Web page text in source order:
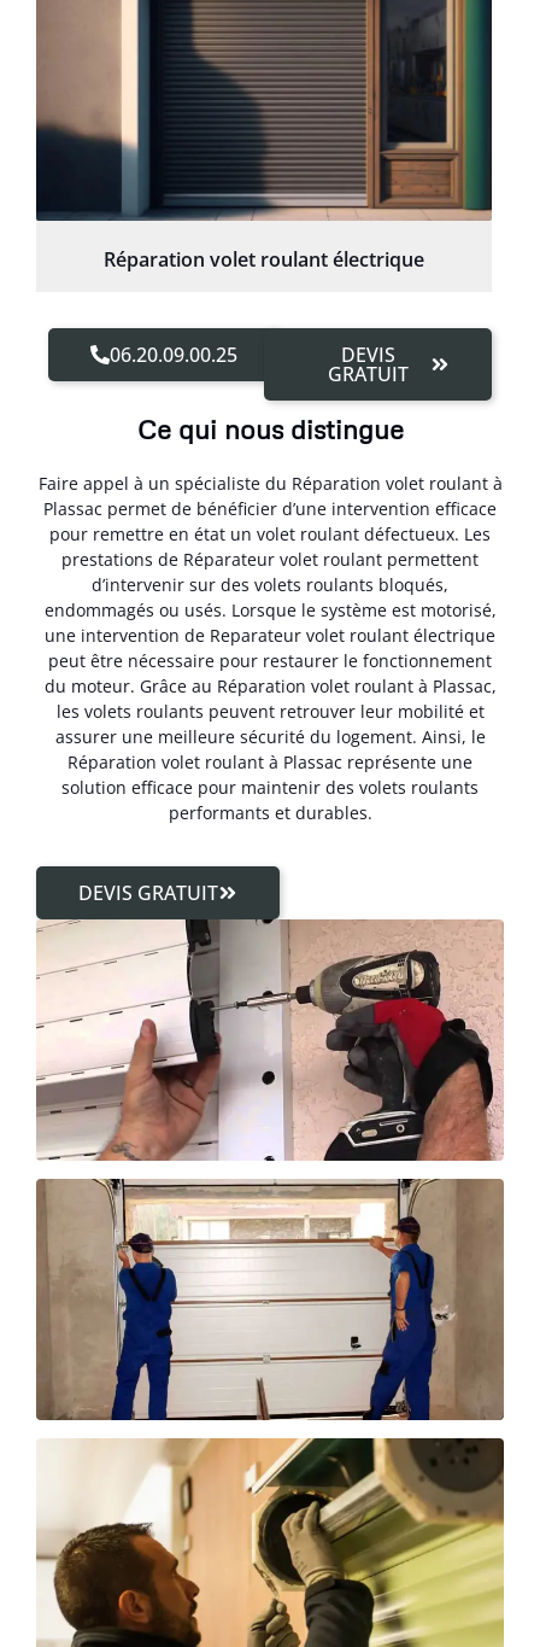
Réparation volet roulant électrique
06.20.09.00.25 DEVIS
GRATUIT
Ce qui nous distingue
Faire appel à un spécialiste du Réparation volet roulant à
Plassac permet de bénéficier d’une intervention efficace
pour remettre en état un volet roulant défectueux. Les
prestations de Réparateur volet roulant permettent
d’intervenir sur des volets roulants bloqués,
endommagés ou usés. Lorsque le système est motorisé,
une intervention de Reparateur volet roulant électrique
peut être nécessaire pour restaurer le fonctionnement
du moteur. Grâce au Réparation volet roulant à Plassac,
les volets roulants peuvent retrouver leur mobilité et
assurer une meilleure sécurité du logement. Ainsi, le
Réparation volet roulant à Plassac représente une
solution efficace pour maintenir des volets roulants
performants et durables.
DEVIS GRATUIT